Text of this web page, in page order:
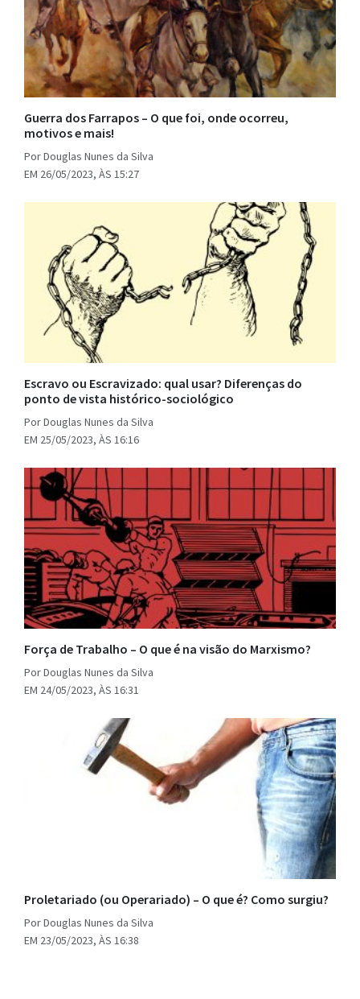
Guerra dos Farrapos – O que foi, onde ocorreu,
motivos e mais!
Por Douglas Nunes da Silva
EM 26/05/2023, ÀS 15:27
Escravo ou Escravizado: qual usar? Diferenças do
ponto de vista histórico-sociológico
Por Douglas Nunes da Silva
EM 25/05/2023, ÀS 16:16
Força de Trabalho – O que é na visão do Marxismo?
Por Douglas Nunes da Silva
EM 24/05/2023, ÀS 16:31
Proletariado (ou Operariado) – O que é? Como surgiu?
Por Douglas Nunes da Silva
EM 23/05/2023, ÀS 16:38